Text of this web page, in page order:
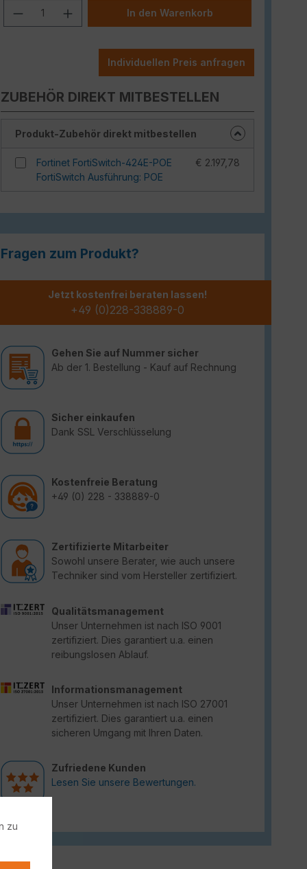
Produkt Anzahl: Gib den
In den Warenkorb
Individuellen Preis anfragen
ZUBEHÖR DIREKT MITBESTELLEN
Produkt-Zubehör direkt mitbestellen
Fortinet FortiSwitch-424E-POE
FortiSwitch Ausführung: POE
€ 2.197,78
Fragen zum Produkt?
Jetzt kostenfrei beraten lassen!
+49 (0)228-338889-0
Gehen Sie auf Nummer sicher
Ab der 1. Bestellung - Kauf auf Rechnung
Sicher einkaufen
Dank SSL Verschlüsselung
Kostenfreie Beratung
+49 (0) 228 - 338889-0
Zertifizierte Mitarbeiter
Sowohl unsere Berater, wie auch unsere
Techniker sind vom Hersteller zertifiziert.
Qualitätsmanagement
Unser Unternehmen ist nach ISO 9001
zertifiziert. Dies garantiert u.a. einen
reibungslosen Ablauf.
Informationsmanagement
Unser Unternehmen ist nach ISO 27001
zertifiziert. Dies garantiert u.a. einen
sicheren Umgang mit Ihren Daten.
Zufriedene Kunden
Lesen Sie unsere Bewertungen.
zu